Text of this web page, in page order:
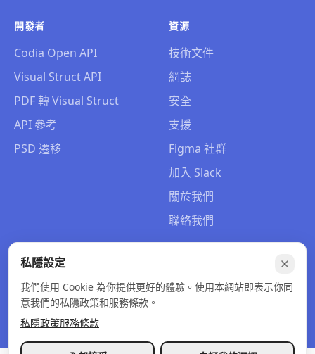
開發者
Codia Open API
Visual Struct API
PDF 轉 Visual Struct
API 參考
PSD 遷移
資源
技術文件
網誌
安全
支援
Figma 社群
加入 Slack
關於我們
聯絡我們
© 2026 Codia AI. 版權所有。
私隱政策服務條款退款政策
私隱設定
我們使用 Cookie 為你提供更好的體驗。使用本網站即表示你同
意我們的私隱政策和服務條款。
私隱政策服務條款